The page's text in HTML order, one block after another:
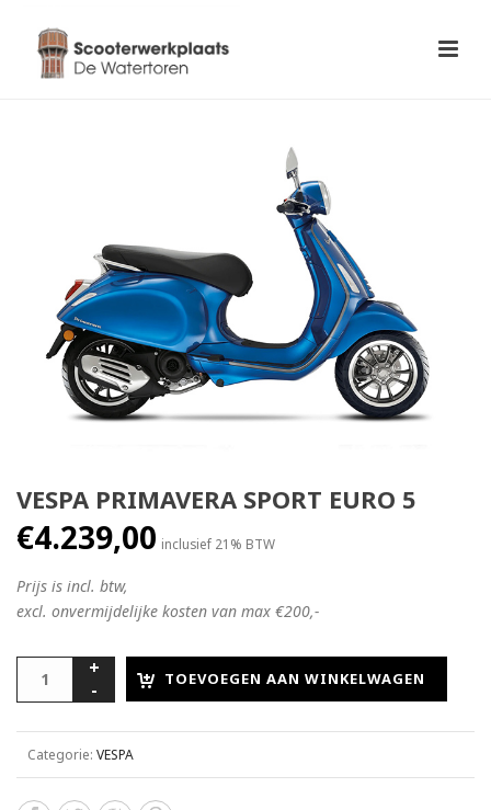
VESPA PRIMAVERA SPORT EURO 5
€4.239,00 inclusief 21% BTW
Prijs is incl. btw,
excl. onvermijdelijke kosten van max €200,-
TOEVOEGEN AAN WINKELWAGEN
Categorie: VESPA